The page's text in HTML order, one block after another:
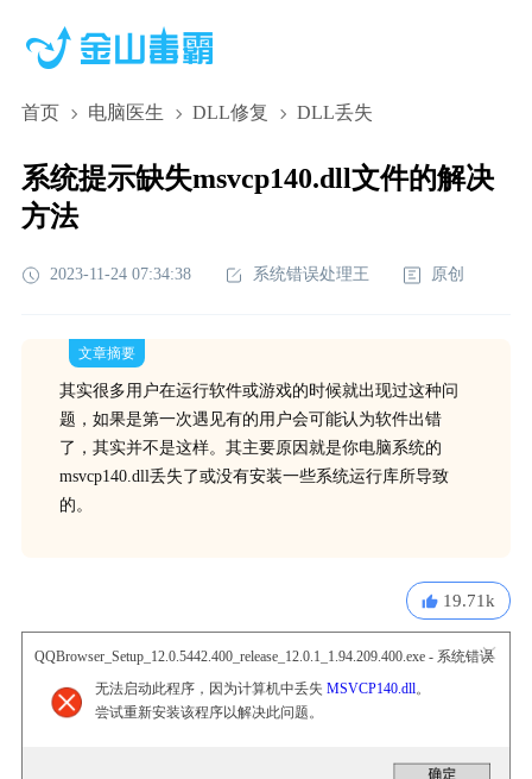
首页 电脑医生 DLL修复 DLL丢失
系统提示缺失msvcp140.dll文件的解决
方法
2023-11-24 07:34:38 系统错误处理王 原创
文章摘要
其实很多用户在运行软件或游戏的时候就出现过这种问
题，如果是第一次遇见有的用户会可能认为软件出错
了，其实并不是这样。其主要原因就是你电脑系统的
msvcp140.dll丢失了或没有安装一些系统运行库所导致
的。
19.71k
QQBrowser_Setup_12.0.5442.400_release_12.0.1_1.94.209.400.exe - 系统错误
无法启动此程序，因为计算机中丢失 MSVCP140.dll。
尝试重新安装该程序以解决此问题。